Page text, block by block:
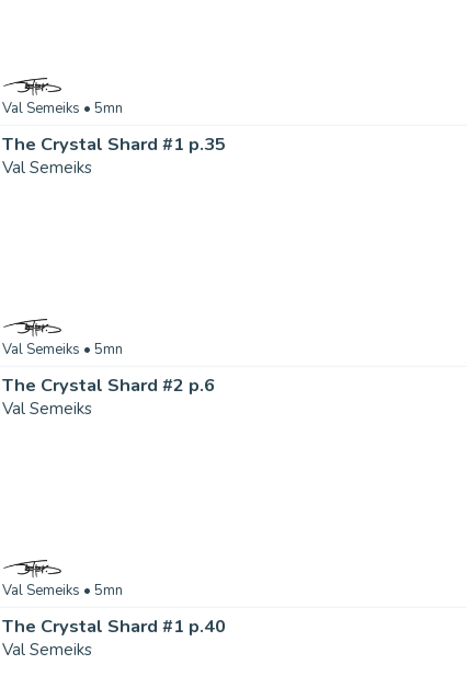
Val Semeiks • 5mn
The Crystal Shard #1 p.35
Val Semeiks
Val Semeiks • 5mn
The Crystal Shard #2 p.6
Val Semeiks
Val Semeiks • 5mn
The Crystal Shard #1 p.40
Val Semeiks